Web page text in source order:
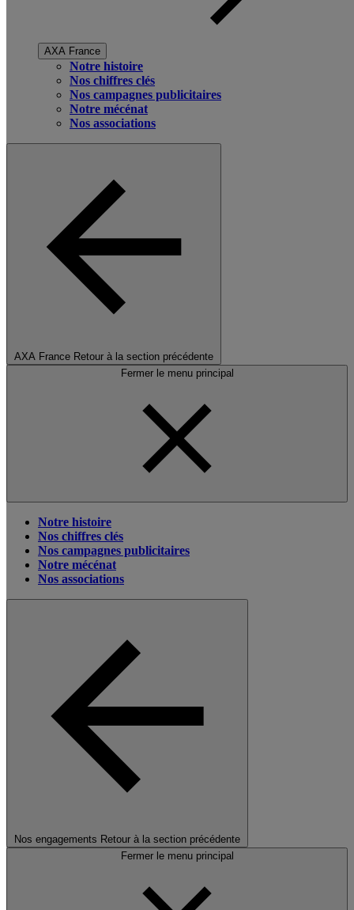
AXA France
Notre histoire
Nos chiffres clés
Nos campagnes publicitaires
Notre mécénat
Nos associations
AXA France Retour à la section précédente
Fermer le menu principal
Notre histoire
Nos chiffres clés
Nos campagnes publicitaires
Notre mécénat
Nos associations
Nos engagements Retour à la section précédente
Fermer le menu principal